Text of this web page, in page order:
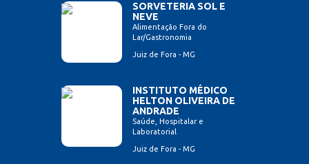
SORVETERIA SOL E
NEVE
Alimentação Fora do
Lar/Gastronomia
Juiz de Fora - MG
INSTITUTO MÉDICO
HELTON OLIVEIRA DE
ANDRADE
Saúde, Hospitalar e
Laboratorial
Juiz de Fora - MG